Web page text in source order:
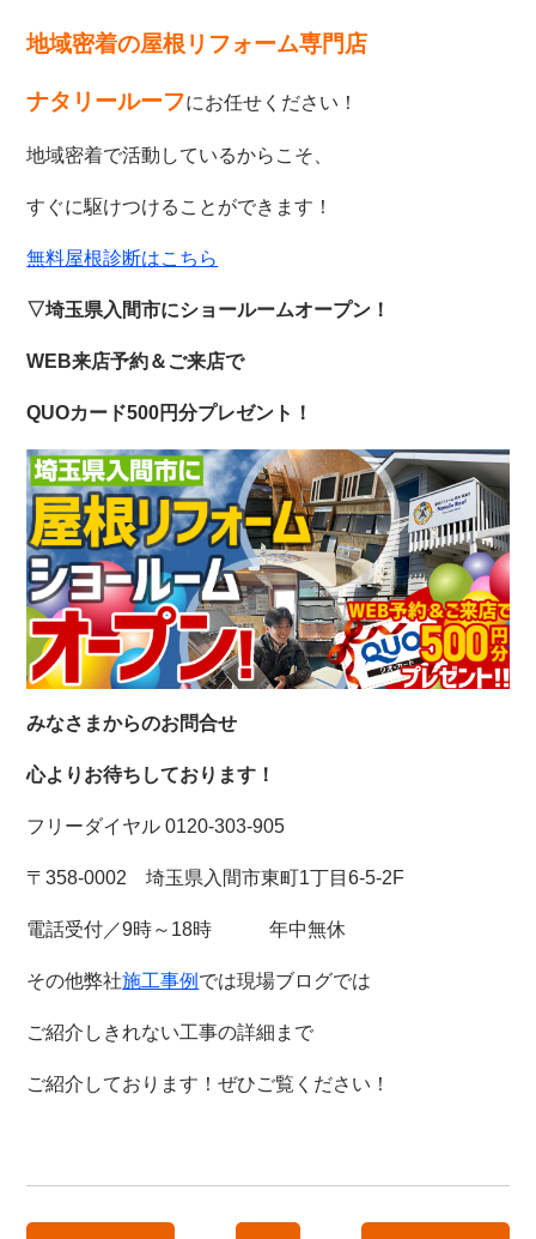
地域密着の屋根リフォーム専門店
ナタリールーフにお任せください！
地域密着で活動しているからこそ、
すぐに駆けつけることができます！
無料屋根診断はこちら
▽埼玉県入間市にショールームオープン！
WEB来店予約＆ご来店で
QUOカード500円分プレゼント！
みなさまからのお問合せ
心よりお待ちしております！
フリーダイヤル 0120-303-905
〒358-0002 埼玉県入間市東町1丁目6-5-2F
電話受付／9時～18時 年中無休
その他弊社施工事例 では現場ブログでは
ご紹介しきれない工事の詳細まで
ご紹介しております！ぜひご覧ください！